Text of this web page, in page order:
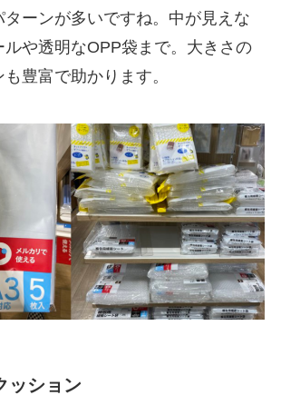
ターンが多いですね。中が見えな
ルや透明なOPP袋まで。大きさの
豊富で助かります。
ッション